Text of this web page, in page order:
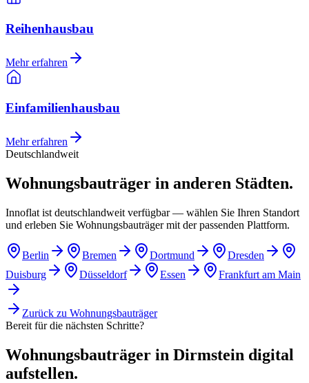
Reihenhausbau
Mehr erfahren
Einfamilienhausbau
Mehr erfahren
Deutschlandweit
Wohnungsbauträger in anderen Städten.
Innoflat ist deutschlandweit verfügbar — wählen Sie Ihren Standort
und erleben Sie Wohnungsbauträger mit der passenden Plattform.
Berlin Bremen Dortmund
Dresden
Duisburg
Düsseldorf Essen Frankfurt am Main
Zurück zu Wohnungsbauträger
Bereit für die nächsten Schritte?
Wohnungsbauträger in Dirmstein digital
aufstellen.